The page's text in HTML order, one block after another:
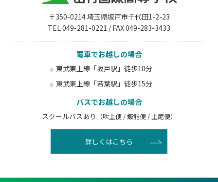
〒350-0214 埼玉県坂戸市千代田1-2-23
TEL 049-281-0221 / FAX 049-283-3433
電車でお越しの場合
東武東上線「坂戸駅」徒歩10分
東武東上線「若葉駅」徒歩15分
バスでお越しの場合
スクールバスあり （吹上便 / 飯能便 / 上尾便）
詳しくはこちら